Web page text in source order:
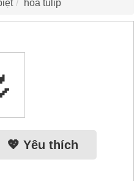
hoa tulip
💖 Yêu thích